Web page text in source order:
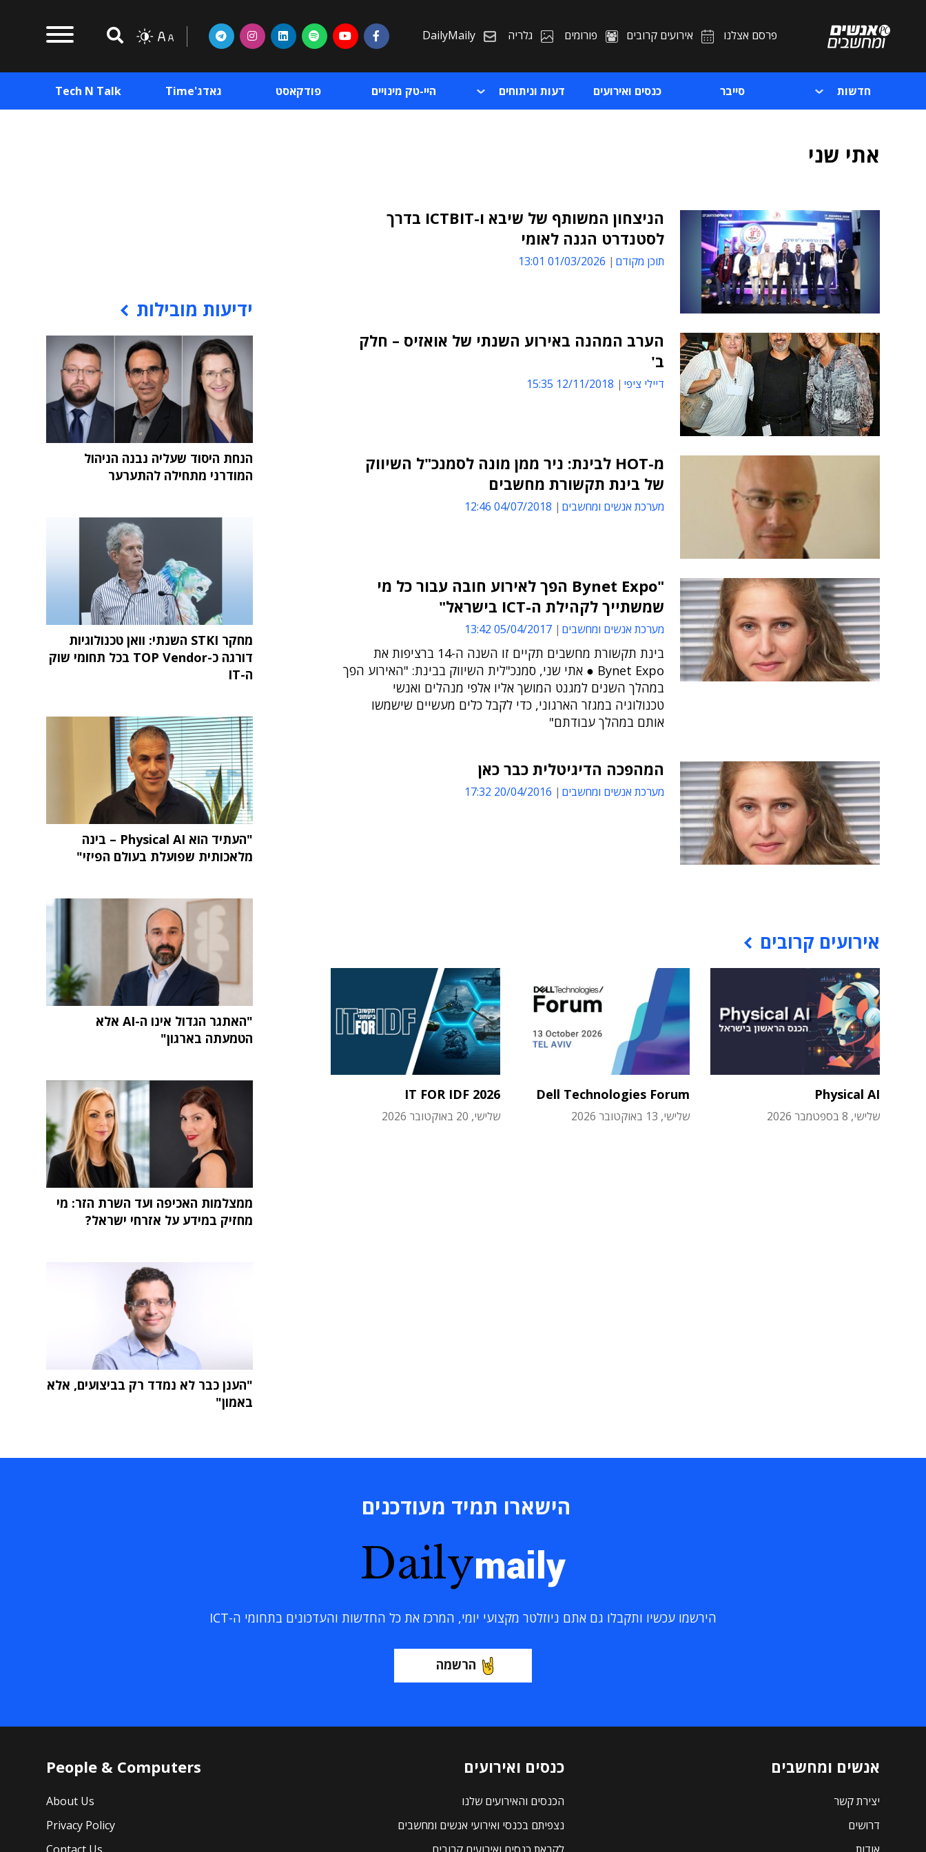
פרסם אצלנו אירועים קרובים פורומים גלריה DailyMaily
חדשות סייבר כנסים ואירועים דעות וניתוחים היי-טק מינויים פודקאסט גאדג'Time Tech N Talk
אתי שני
הניצחון המשותף של שיבא ו-ICTBIT בדרך
לסטנדרט הגנה לאומי
תוכן מקודם 01/03/2026 13:01
הערב המהנה באירוע השנתי של אואזיס – חלק
ב'
דיילי ציפי 12/11/2018 15:35
מ-HOT לבינת: ניר ממן מונה לסמנכ"ל השיווק
של בינת תקשורת מחשבים
מערכת אנשים ומחשבים 04/07/2018 12:46
"Bynet Expo הפך לאירוע חובה עבור כל מי
שמשתייך לקהילת ה-ICT בישראל"
מערכת אנשים ומחשבים 05/04/2017 13:42
בינת תקשורת מחשבים תקיים זו השנה ה-14 ברציפות את
Bynet Expo ● אתי שני, סמנכ"לית השיווק בבינת: "האירוע הפך
במהלך השנים למגנט המושך אליו אלפי מנהלים ואנשי
טכנולוגיה במגזר הארגוני, כדי לקבל כלים מעשיים שישמשו
אותם במהלך עבודתם"
המהפכה הדיגיטלית כבר כאן
מערכת אנשים ומחשבים 20/04/2016 17:32
אירועים קרובים
Physical AI
שלישי, 8 בספטמבר 2026
Dell Technologies Forum
שלישי, 13 באוקטובר 2026
IT FOR IDF 2026
שלישי, 20 באוקטובר 2026
ידיעות מובילות
הנחת היסוד שעליה נבנה הניהול
המודרני מתחילה להתערער
מחקר STKI השנתי: וואן טכנולוגיות
דורגה כ-TOP Vendor בכל תחומי שוק
ה-IT
"העתיד הוא Physical AI – בינה
מלאכותית שפועלת בעולם הפיזי"
"האתגר הגדול אינו ה-AI אלא
הטמעתה בארגון"
ממצלמות האכיפה ועד השרת הזר: מי
מחזיק במידע על אזרחי ישראל?
"הענן כבר לא נמדד רק בביצועים, אלא
באמון"
הישארו תמיד מעודכנים
Dailymaily
הירשמו עכשיו ותקבלו גם אתם ניוזלטר מקצועי יומי, המרכז את כל החדשות והעדכונים בתחומי ה-ICT
הרשמה
אנשים ומחשבים
יצירת קשר
דרושים
כנסים ואירועים
הכנסים והאירועים שלנו
נצפיתם בכנסי ואירועי אנשים ומחשבים
People & Computers
About Us
Privacy Policy